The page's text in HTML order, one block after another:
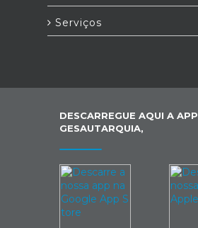
Serviços
DESCARREGUE AQUI A APP
GESAUTARQUIA,